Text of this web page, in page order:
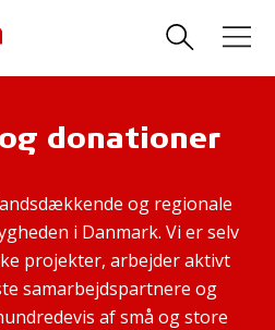
donationer
og regionale
i Danmark. Vi er selv
projekter, arbejder aktivt
samarbejdspartnere og
af små og store